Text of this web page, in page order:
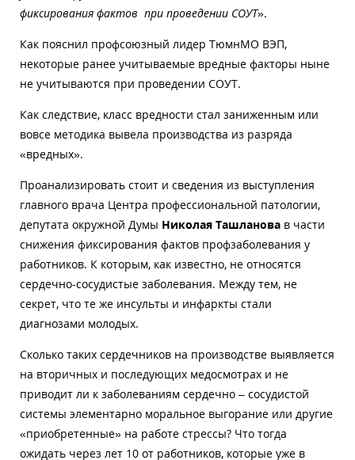
фиксирования фактов при проведении СОУТ».
Как пояснил профсоюзный лидер ТюмнМО ВЭП,
некоторые ранее учитываемые вредные факторы ныне
не учитываются при проведении СОУТ.
Как следствие, класс вредности стал заниженным или
вовсе методика вывела производства из разряда
«вредных».
Проанализировать стоит и сведения из выступления
главного врача Центра профессиональной патологии,
депутата окружной Думы Николая Ташланова в части
снижения фиксирования фактов профзаболевания у
работников. К которым, как известно, не относятся
сердечно-сосудистые заболевания. Между тем, не
секрет, что те же инсульты и инфаркты стали
диагнозами молодых.
Сколько таких сердечников на производстве выявляется
на вторичных и последующих медосмотрах и не
приводит ли к заболеваниям сердечно – сосудистой
системы элементарно моральное выгорание или другие
«приобретенные» на работе стрессы? Что тогда
ожидать через лет 10 от работников, которые уже в